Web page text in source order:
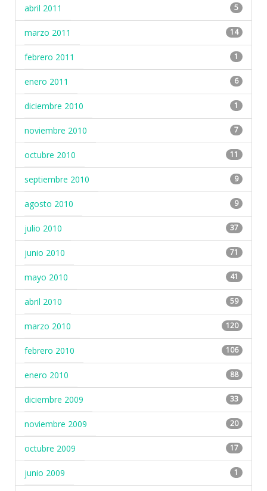
abril 2011 5
marzo 2011 14
febrero 2011 1
enero 2011 6
diciembre 2010 1
noviembre 2010 7
octubre 2010 11
septiembre 2010 9
agosto 2010 9
julio 2010 37
junio 2010 71
mayo 2010 41
abril 2010 59
marzo 2010 120
febrero 2010 106
enero 2010 88
diciembre 2009 33
noviembre 2009 20
octubre 2009 17
junio 2009 1